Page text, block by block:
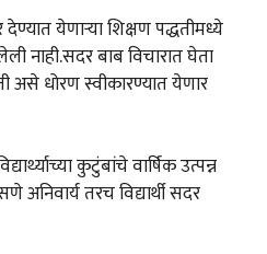
देण्यात येणाऱ्या शिक्षण पद्धतीमध्ये
नाही.सदर बाब विचारात घेता
असे धोरण स्वीकारण्यात येणार
कुटुंबांचे वार्षिक उत्पन्न
तरच विद्यार्थी सदर